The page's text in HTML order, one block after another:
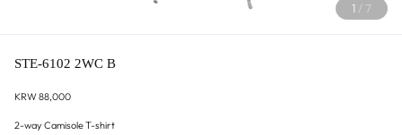
1 / 7
STE-6102 2WC B
KRW 88,000
2-way Camisole T-shirt